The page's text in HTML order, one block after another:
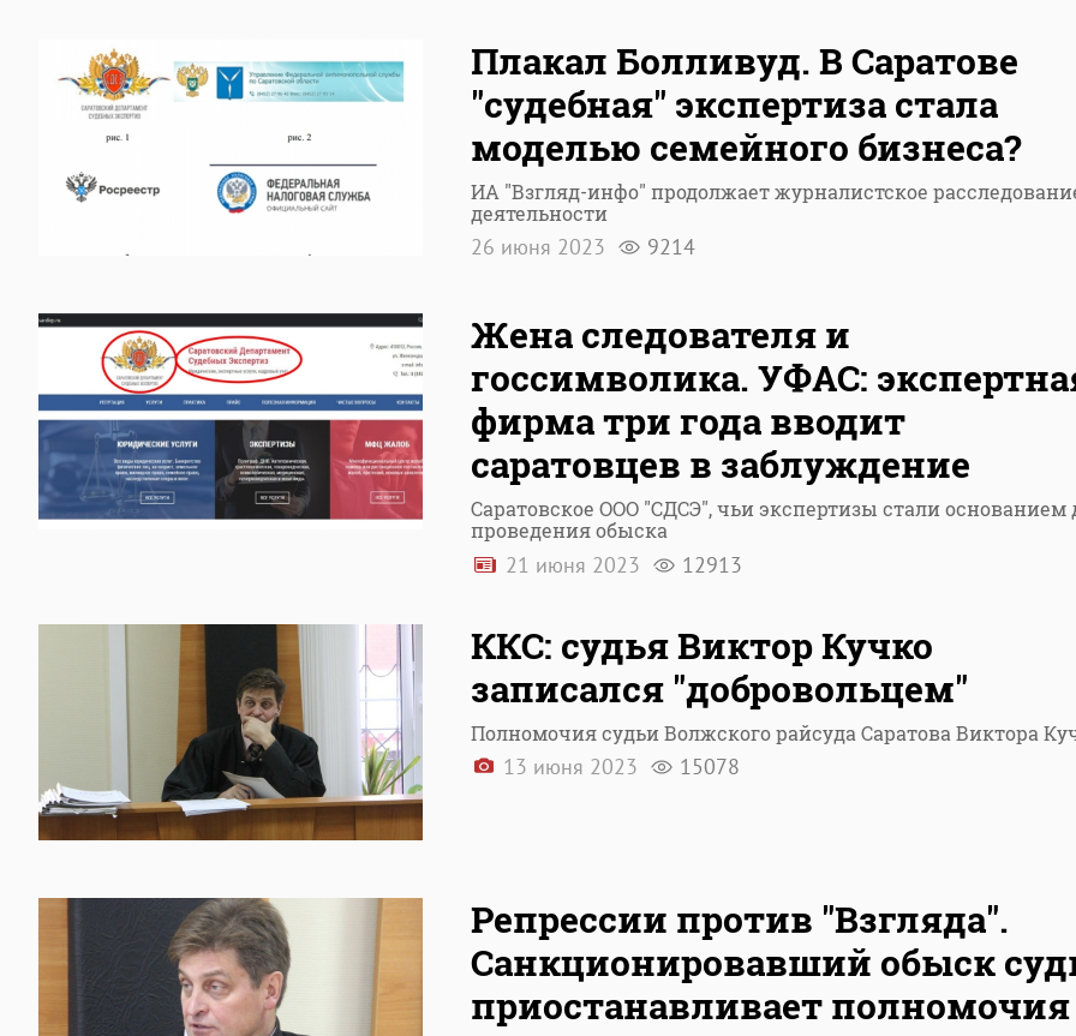
Плакал Болливуд. В Саратове
"судебная" экспертиза стала
моделью семейного бизнеса?
ИА "Взгляд-инфо" продолжает журналистское
деятельности
26 июня 2023 9214
Жена следователя и
госсимволика. УФАС:
фирма три года вводит
саратовцев в заблуждение
Саратовское ООО "СДСЭ", чьи экспертизы стали основанием
проведения обыска
21 июня 2023 12913
ККС: судья Виктор Кучко
записался "добровольцем"
Полномочия судьи Волжского райсуда Саратова Виктора
13 июня 2023 15078
Репрессии против "Взгляда".
Санкционировавший обыск
приостанавливает полномочия